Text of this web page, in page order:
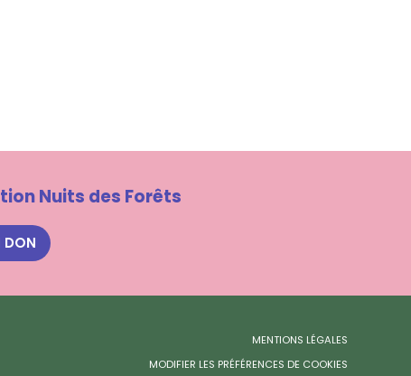
Nuits des Forêts
DON
MENTIONS LÉGALES
MODIFIER LES PRÉFÉRENCES DE COOKIES